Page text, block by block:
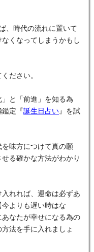
、時代の流れに置いて
くなってしまうかもし
ださい。
と「前進」を知る為
鑑定『誕生日占い 』を試
味方につけて真の願
る確かな方法がわかり
れれば、運命は必ずあ
よりも遅い時はな
なたが幸せになる為の
方法を手に入れましょ